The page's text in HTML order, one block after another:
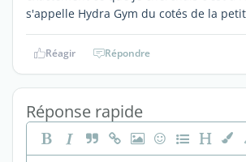
s'appelle Hydra Gym du cotés de la
Réagir Répondre
Réponse rapide